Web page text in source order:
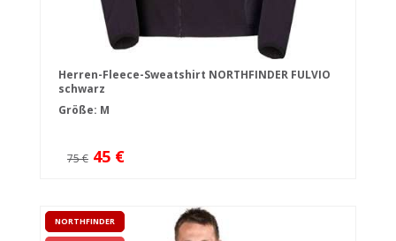
Herren-Fleece-Sweatshirt NORTHFINDER FULVIO
schwarz
Größe: M
75 € 45 €
NORTHFINDER